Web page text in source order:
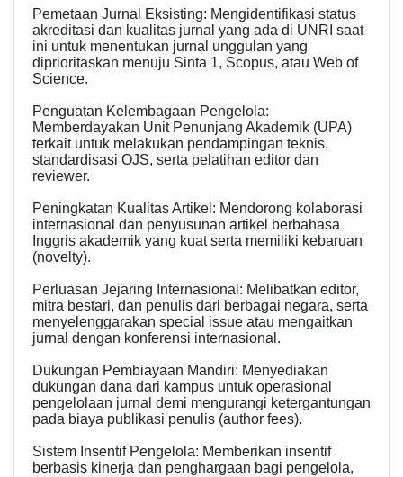
Pemetaan Jurnal Eksisting: Mengidentifikasi status
akreditasi dan kualitas jurnal yang ada di UNRI saat
ini untuk menentukan jurnal unggulan yang
diprioritaskan menuju Sinta 1, Scopus, atau Web of
Science.
Penguatan Kelembagaan Pengelola:
Memberdayakan Unit Penunjang Akademik (UPA)
terkait untuk melakukan pendampingan teknis,
standardisasi OJS, serta pelatihan editor dan
reviewer.
Peningkatan Kualitas Artikel: Mendorong kolaborasi
internasional dan penyusunan artikel berbahasa
Inggris akademik yang kuat serta memiliki kebaruan
(novelty).
Perluasan Jejaring Internasional: Melibatkan editor,
mitra bestari, dan penulis dari berbagai negara, serta
menyelenggarakan special issue atau mengaitkan
jurnal dengan konferensi internasional.
Dukungan Pembiayaan Mandiri: Menyediakan
dukungan dana dari kampus untuk operasional
pengelolaan jurnal demi mengurangi ketergantungan
pada biaya publikasi penulis (author fees).
Sistem Insentif Pengelola: Memberikan insentif
berbasis kinerja dan penghargaan bagi pengelola,